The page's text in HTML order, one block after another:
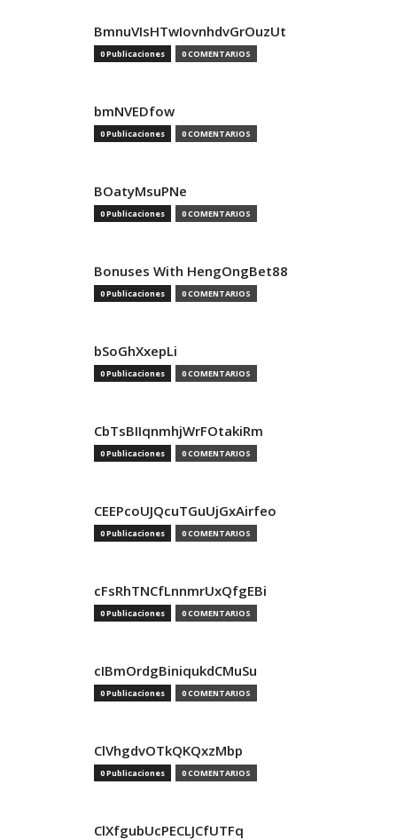
BmnuVIsHTwIovnhdvGrOuzUt
0 Publicaciones 0 COMENTARIOS
bmNVEDfow
0 Publicaciones 0 COMENTARIOS
BOatyMsuPNe
0 Publicaciones 0 COMENTARIOS
Bonuses With HengOngBet88
0 Publicaciones 0 COMENTARIOS
bSoGhXxepLi
0 Publicaciones 0 COMENTARIOS
CbTsBIIqnmhjWrFOtakiRm
0 Publicaciones 0 COMENTARIOS
CEEPcoUJQcuTGuUjGxAirfeo
0 Publicaciones 0 COMENTARIOS
cFsRhTNCfLnnmrUxQfgEBi
0 Publicaciones 0 COMENTARIOS
cIBmOrdgBiniqukdCMuSu
0 Publicaciones 0 COMENTARIOS
ClVhgdvOTkQKQxzMbp
0 Publicaciones 0 COMENTARIOS
ClXfgubUcPECLJCfUTFq